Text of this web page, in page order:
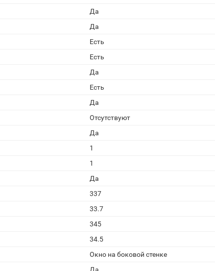
Да
Да
Есть
Есть
Да
Есть
Да
Отсутствуют
Да
1
1
Да
337
33.7
345
34.5
Окно на боковой стенке